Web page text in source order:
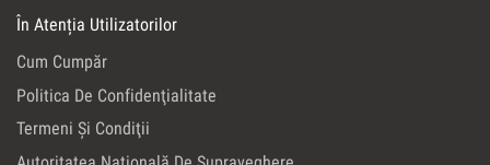
În Atenția Utilizatorilor
Cum Cumpăr
Politica De Confidenţialitate
Termeni Şi Condiţii